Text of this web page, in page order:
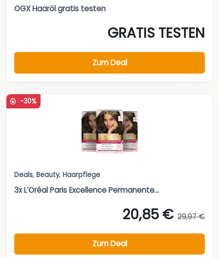
OGX Haaröl gratis testen
GRATIS TESTEN
Zum Deal
-30%
Deals, Beauty, Haarpflege
3x L’Oréal Paris Excellence Permanente...
20,85 € 29,97 €
Zum Deal